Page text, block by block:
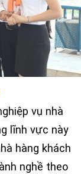
vụ nhà
lĩnh vực này
hàng khách
nghề theo